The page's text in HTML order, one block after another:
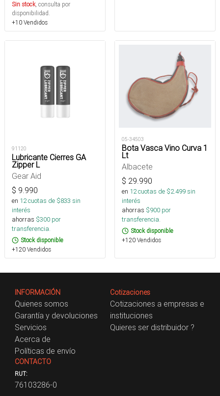
Sin stock, consulta por
disponibilidad.
+10 Vendidos
91120
Lubricante Cierres GA
Zipper L
Gear Aid
$ 9.990
en 12cuotas de $833 sin
interés
ahorras $300 por
transferencia.
Stock disponible
+120 Vendidos
05-34503
Bota Vasca Vino Curva 1
Lt
Albacete
$ 29.990
en 12cuotas de $2.499sin
interés
ahorras $900 por
transferencia.
Stock disponible
+120 Vendidos
INFORMACIÓN
Quienes somos
Garantía y devoluciones
Servicios
Acerca de
Políticas de envío
Cotizaciones
Cotizaciones a empresas e
instituciones
Quieres ser distribuidor ?
CONTACTO
RUT:
76103286-0